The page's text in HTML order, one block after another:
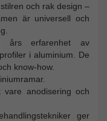
och rak design –
är universell och
års erfarenhet av
i aluminium. De
know-how.
anodisering och
ger